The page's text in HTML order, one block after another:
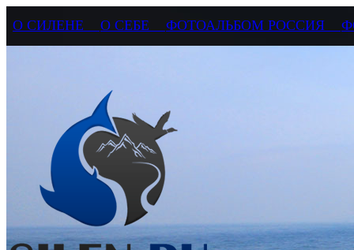
О СИЛЕНЕ О СЕБЕ ФОТОАЛЬБОМ РОССИЯ